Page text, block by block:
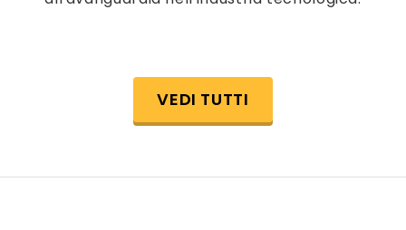
VEDI TUTTI